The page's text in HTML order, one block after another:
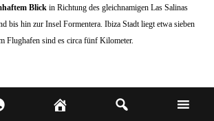
Blick in Richtung des gleichnamigen Las Salinas
bis hin zur Insel Formentera. Ibiza Stadt liegt etwa sieben
Flughafen sind es circa fünf Kilometer.
BZW. CALA COMTE